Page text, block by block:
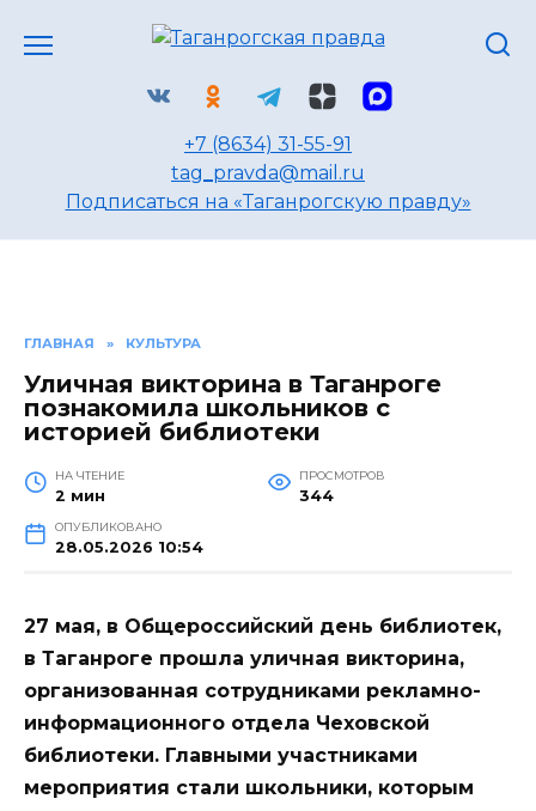
+7 (8634) 31-55-91
tag_pravda@mail.ru
Подписаться на «Таганрогскую правду»
ГЛАВНАЯ » КУЛЬТУРА
Уличная викторина в Таганроге
познакомила школьников с
историей библиотеки
НА ЧТЕНИЕ
2 мин
ПРОСМОТРОВ
344
ОПУБЛИКОВАНО
28.05.2026 10:54
27 мая, в Общероссийский день библиотек,
в Таганроге прошла уличная викторина,
организованная сотрудниками рекламно-
информационного отдела Чеховской
библиотеки. Главными участниками
мероприятия стали школьники, которым